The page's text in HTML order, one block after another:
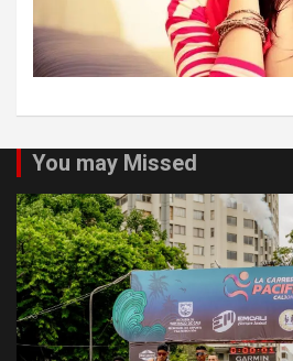
You may Missed